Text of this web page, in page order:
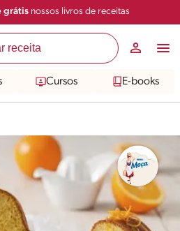
grátisnossos livros de receitas
Cursos E-books
Compartilhar